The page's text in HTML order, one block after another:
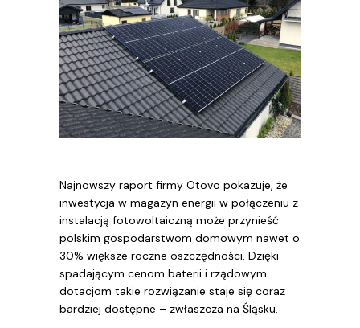
Najnowszy raport firmy Otovo pokazuje, że
inwestycja w magazyn energii w połączeniu z
instalacją fotowoltaiczną może przynieść
polskim gospodarstwom domowym nawet o
30% większe roczne oszczędności. Dzięki
spadającym cenom baterii i rządowym
dotacjom takie rozwiązanie staje się coraz
bardziej dostępne – zwłaszcza na Śląsku.